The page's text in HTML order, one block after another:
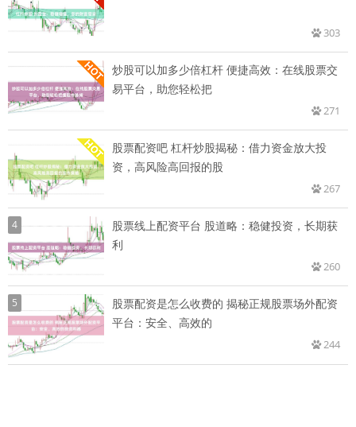
303
炒股可以加多少倍杠杆 便捷高效：在线股票交
易平台，助您轻松把
271
股票配资吧 杠杆炒股揭秘：借力资金放大投
资，高风险高回报的股
267
4
股票线上配资平台 股道略：稳健投资，长期获
利
260
5
股票配资是怎么收费的 揭秘正规股票场外配资
平台：安全、高效的
244